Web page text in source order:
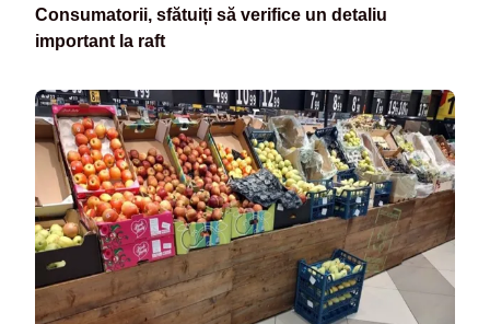
Consumatorii, sfătuiți să verifice un detaliu
important la raft